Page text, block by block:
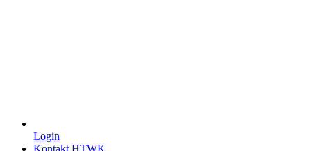
Login